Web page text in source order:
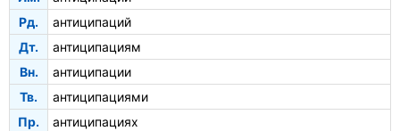
Рд.
антиципаций
Дт.
антиципациям
Вн.
антиципации
Тв.
антиципациями
Пр.
антиципациях